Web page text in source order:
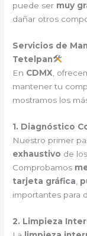
puede ser muy
dañar otros
Servicios de
Tetelpan
En CDMX ,
mantener tu
mostramos los
1. Diagnóstico
Nuestro primer
exhaustivo de
Comprobamos
tarjeta gráfica
importantes para
2. Limpieza